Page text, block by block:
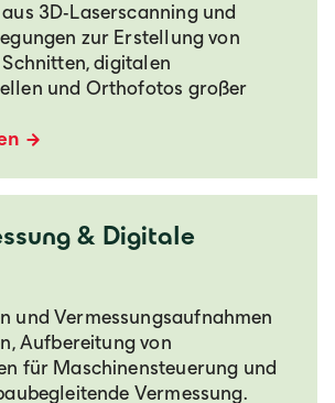
3D-Laserscanning und
zur Erstellung von
digitalen
und Orthofotos großer
& Digitale
und Vermessungsaufnahmen
Aufbereitung von
für Maschinensteuerung und
Vermessung.